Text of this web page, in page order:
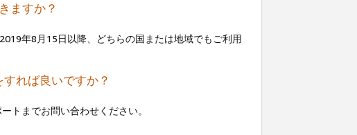
ますか？
年8月15日以降、どちらの国または地域でもご利用
れば良いですか？
トまでお問い合わせください。